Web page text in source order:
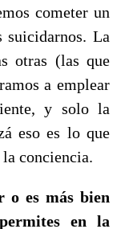
cometer un
suicidarnos. La
otras (las que
a emplear
y solo la
eso es lo que
la conciencia.
o es más bien
en la